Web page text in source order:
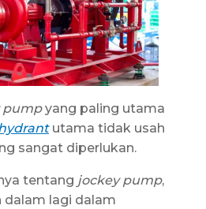
pumpyang paling utama
utama tidak usah
sangat diperlukan.
tentang jockey pump,
dalam lagi dalam